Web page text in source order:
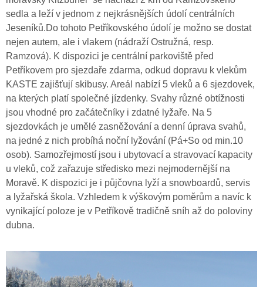
sedla a leží v jednom z nejkrásnějších údolí centrálních
Jeseníků.Do tohoto Petříkovského údolí je možno se dostat
nejen autem, ale i vlakem (nádraží Ostružná, resp.
Ramzová). K dispozici je centrální parkoviště před
Petříkovem pro sjezdaře zdarma, odkud dopravu k vlekům
KASTE zajišťují skibusy. Areál nabízí 5 vleků a 6 sjezdovek,
na kterých platí společné jízdenky. Svahy různé obtížnosti
jsou vhodné pro začátečníky i zdatné lyžaře. Na 5
sjezdovkách je umělé zasněžování a denní úprava svahů,
na jedné z nich probíhá noční lyžování (Pá+So od min.10
osob). Samozřejmostí jsou i ubytovací a stravovací kapacity
u vleků, což zařazuje středisko mezi nejmodernější na
Moravě. K dispozici je i půjčovna lyží a snowboardů, servis
a lyžařská škola. Vzhledem k výškovým poměrům a navíc k
vynikající poloze je v Petříkově tradičně sníh až do poloviny
dubna.